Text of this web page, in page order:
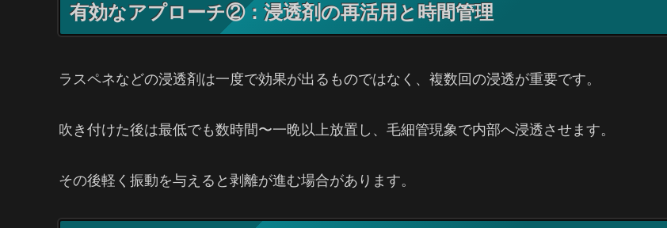
有効なアプローチ②：浸透剤の再活用と時間管理
ラスペネなどの浸透剤は一度で効果が出るものではなく、複数回の浸透が重要です。
吹き付けた後は最低でも数時間〜一晩以上放置し、毛細管現象で内部へ浸透させます。
その後軽く振動を与えると剥離が進む場合があります。